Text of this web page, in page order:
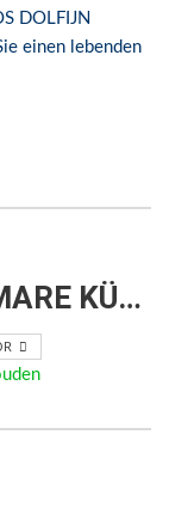
DOLFIJN
einen lebenden
TIERPFLEGER DES ECOMARE KÜMMERN SICH UM DEN SCHWEINSWAL